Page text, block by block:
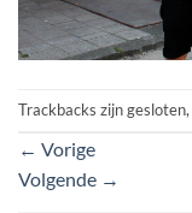
Trackbacks zijn
← Vorige
Volgende →